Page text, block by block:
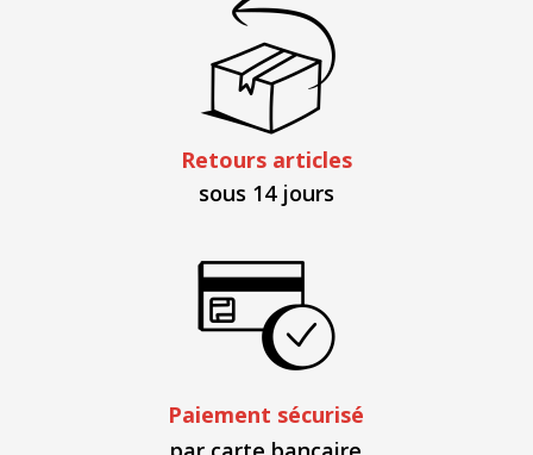
Retours articles
sous 14 jours
Paiement sécurisé